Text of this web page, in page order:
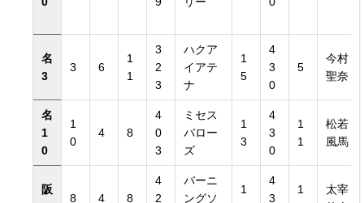
名
3
3 6
1
1
3
2
3
ハクア
イアテ
ナ
1
5
4
3
0
5
今村
聖奈
名
1
0
1
0
4 8
4
0
3
ミセス
バロー
ズ
1
3
4
3
0
1
1
松若
風馬
阪
8 4 8
4
2
バーニ
ングソ
1
4
3
1
太宰